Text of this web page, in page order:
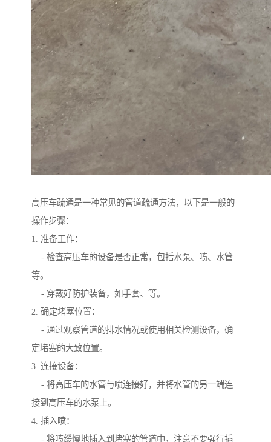
高压车疏通是一种常见的管道疏通方法，以下是一般的
操作步骤：
1. 准备工作：
- 检查高压车的设备是否正常，包括水泵、喷、水管
等。
- 穿戴好防护装备，如手套、等。
2. 确定堵塞位置：
- 通过观察管道的排水情况或使用相关检测设备，确
定堵塞的大致位置。
3. 连接设备：
- 将高压车的水管与喷连接好，并将水管的另一端连
接到高压车的水泵上。
4. 插入喷：
- 将喷缓慢地插入到堵塞的管道中，注意不要强行插